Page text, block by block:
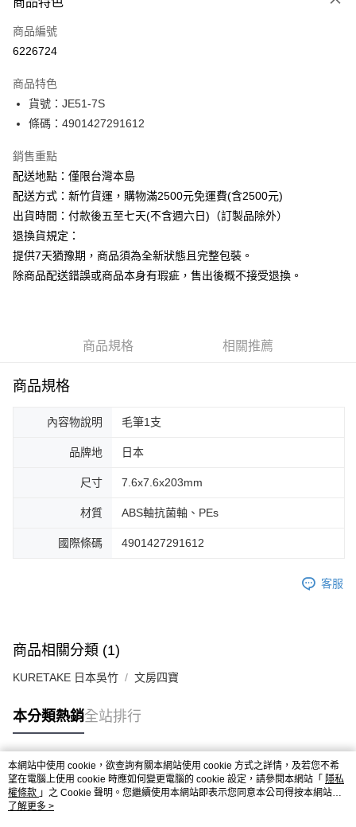
信用卡一次付款
Apple Pay
悠遊付
ATM付款
運送方式
下單前請先詢問庫存
每筆NT$130，滿NT$2,500(含以上)免運費
商品編號
6226724
商品特色
貨號：JE51-7S
條碼：4901427291612
銷售重點
配送地點：僅限台灣本島
配送方式：新竹貨運，購物滿2500元免運費(含2500元)
出貨時間：付款後五至七天(不含週六日)（訂製品除外）
退換貨規定：
提供7天猶豫期，商品須為全新狀態且完整包裝。
除商品配送錯誤或商品本身有瑕疵，售出後概不接受退換。
商品規格 相關推薦
商品規格
內容物說明 毛筆1支
品牌地 日本
尺寸 7.6x7.6x203mm
材質 ABS軸抗菌軸、PEs
國際條碼 4901427291612
客服
商品相關分類 (1)
KURETAKE 日本吳竹 文房四寶
本分類熱銷全站排行
熱門標籤
本網站中使用 cookie，欲查詢有關本網站使用 cookie 方式之詳情，及若您不希
望在電腦上使用 cookie 時應如何變更電腦的 cookie 設定，請參閱本網站「 隱私
權條款 」之 Cookie 聲明。您繼續使用本網站即表示您同意本公司得按本網站使
用條款之 Cookie 聲明使用 cookie。
了解更多 >